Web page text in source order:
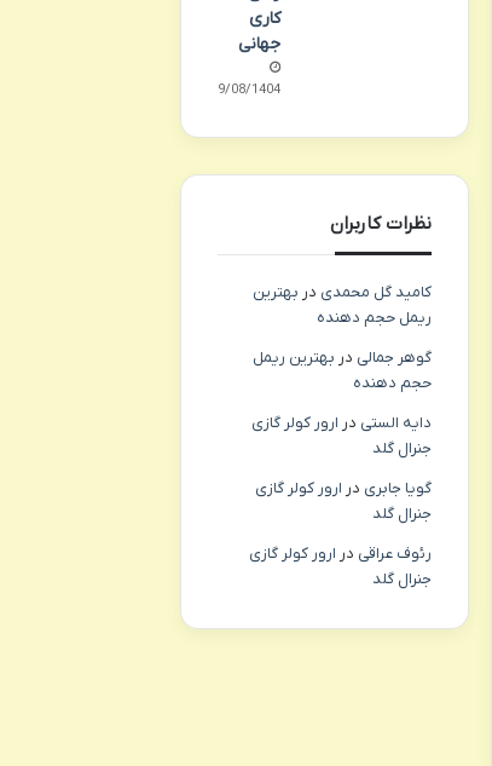
کاری
جهانی
19/08/1404
نظرات کاربران
کامید گل محمدی در بهترین
ریمل حجم دهنده
گوهر جمالی در بهترین ریمل
حجم دهنده
دایه الستی در ارور کولر گازی
جنرال گلد
گویا جابری در ارور کولر گازی
جنرال گلد
رئوف عراقی در ارور کولر گازی
جنرال گلد